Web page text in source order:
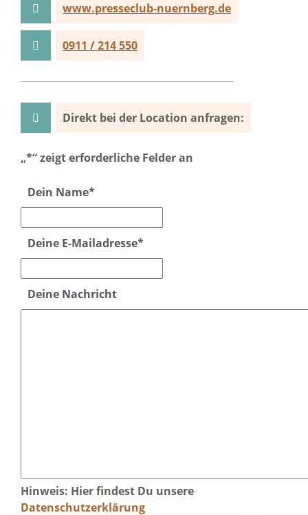
www.presseclub-nuernberg.de
0911 / 214 550
Direkt bei der Location anfragen:
„*“ zeigt erforderliche Felder an
Dein Name*
Deine E-Mailadresse*
Deine Nachricht
Hinweis: Hier findest Du unsere
Datenschutzerklärung